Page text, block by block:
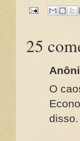
25
O
disso.